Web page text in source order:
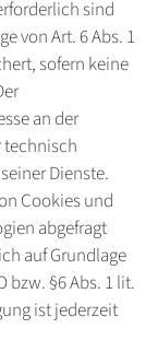
sind
von Art. 6 Abs. 1
sofern keine
an der
technisch
Dienste.
Cookies und
abgefragt
auf Grundlage
bzw. §6 Abs. 1 lit.
ist jederzeit